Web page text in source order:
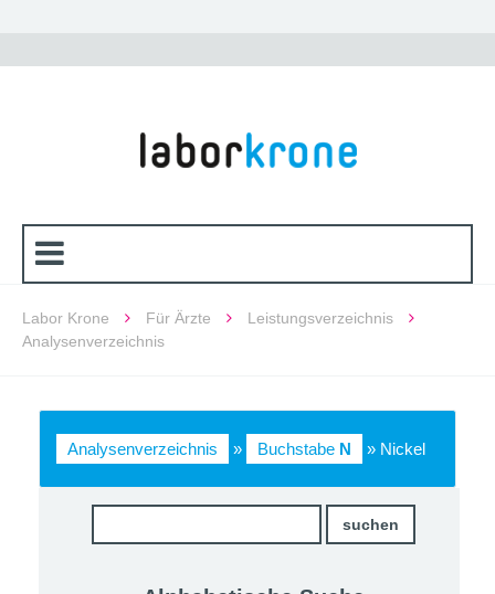
Labor Krone Für Ärzte
Leistungsverzeichnis
Analysenverzeichnis
Analysenverzeichnis » Buchstabe N » Nickel